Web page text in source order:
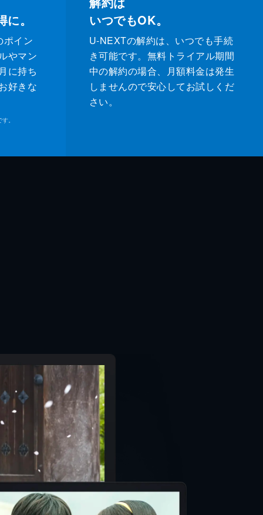
。
ポイン
やマン
に持ち
好きな
。
いつでもOK。
U-NEXTの解約は、いつでも手続
き可能です。無料トライアル期間
中の解約の場合、月額料金は発生
しませんので安心してお試しくだ
さい。